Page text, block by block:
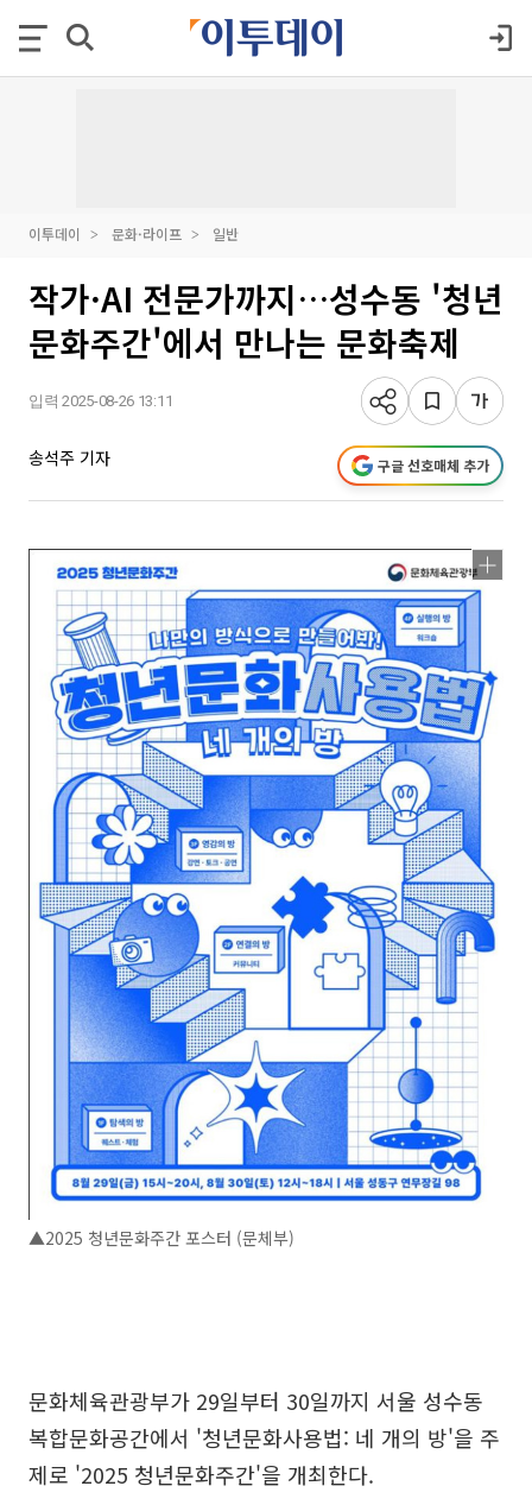
이투데이 문화·라이프 일반
작가·AI 전문가까지…성수동 '청년
문화주간'에서 만나는 문화축제
입력 2025-08-26 13:11
송석주 기자 구글 선호매체 추가
▲2025 청년문화주간 포스터 (문체부)
문화체육관광부가 29일부터 30일까지 서울 성수동
복합문화공간에서 '청년문화사용법: 네 개의 방'을 주
제로 '2025 청년문화주간'을 개최한다.